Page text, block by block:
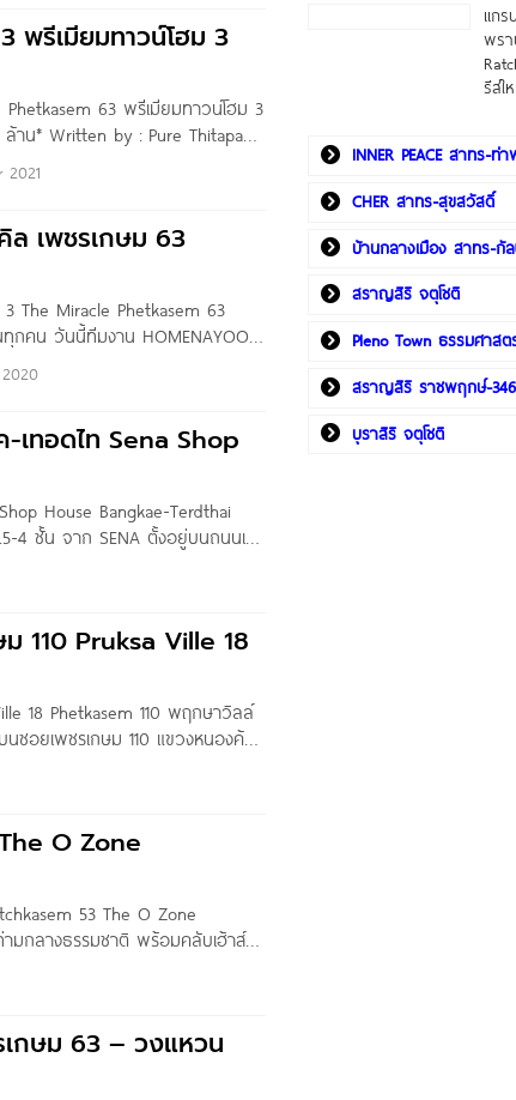
พรีเมียมทาวน์โฮม 3
63 พรีเมียมทาวน์โฮม 3
าน* Written by : Pure Thitapa
2021
ล เพชรเกษม 63
3 The Miracle Phetkasem 63
กคน วันนี้ทีมงาน HOMENAYOO
งค่ะ กับโครงการ The Miracle
เทอดไท Sena Shop
House Bangkae-Terdthai
4 ชั้น จาก SENA ตั้งอยู่บนถนนเท
ดินทางสะดวกใกล้ถนนเพชรเกษม,
ล้รถไฟฟ้า MRT บางแค และ ท่า
110 Pruksa Ville 18
18 Phetkasem 110 พฤกษาวิลล์
ซอยเพชรเกษม 110 แขวงหนองค้าง
เกษม, ถนนพุทธมณฑลสาย 2, ถนน
น้ำเงิน ส่วนต่อขยาย
O Zone
53 The O Zone
มกลางธรรมชาติ พร้อมคลับเฮ้าส์
สายสีน้ำเงิน สถานีหลักสอง ราคา
กษม 63 – วงแหวน
แก
พรา
รีส์ใ
INNER PEACE สาทร-ท่า
CHER สาทร-สุขสวัสดิ์
บ้านกลางเมือง สาทร-
สราญสิริ จตุโชติ
Pleno Town ธรรมศาส
สราญสิริ ราชพฤกษ์-346
บุราสิริ จตุโชติ